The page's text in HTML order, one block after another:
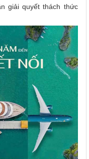
giải quyết thách thức